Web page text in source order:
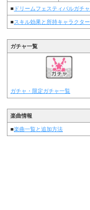
■ ドリームフェスティバルガチ
■スキル効果と所持キャラクタ
ガチャ一覧
ガチャ・限定ガチャ一覧
楽曲情報
■楽曲一覧と追加方法